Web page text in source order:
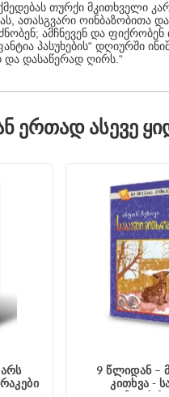
თურქი მკითხველი
ათასგვარი ოინბაზობითა
ამჩნევენ და
პასუხების“ დღიურში
დასაწერად ღირს.“
ᲔᲠᲗᲐᲓ ᲐᲡᲔᲕᲔ
9 წლიდან –
კითხვა -